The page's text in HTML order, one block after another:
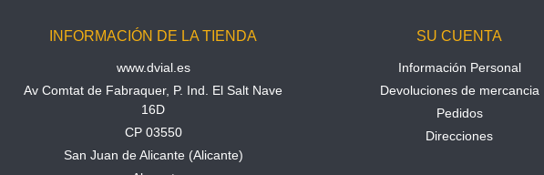
INFORMACIÓN DE LA TIENDA
www.dvial.es
Av Comtat de Fabraquer, P. Ind. El Salt Nave
16D
CP 03550
San Juan de Alicante (Alicante)
SU CUENTA
Información Personal
Devoluciones de mercancia
Pedidos
Direcciones